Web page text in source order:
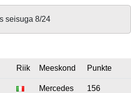
seisuga 8/24
Riik Meeskond Punkte
Mercedes 156